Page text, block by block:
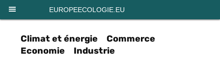
EUROPEECOLOGIE.EU
Climat et énergie
Commerce
Economie
Industrie